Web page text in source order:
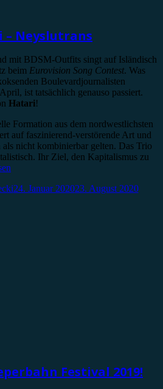
– Neyslutrans
mit BDSM-Outfits singt auf Isländisch
beim Eurovision Song Contest. Was
Boulevardjournalisten
ist tatsächlich genauso passiert.
Hatari!
Formation aus dem nordwestlichsten
auf faszinierend-verstörende Art und
nicht kombinierbar gelten. Das Trio
Ihr Ziel, den Kapitalismus zu
24. Januar 202023. August 2020
Festival 2019!